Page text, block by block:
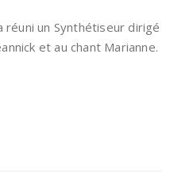
réuni un Synthétiseur dirigé
et au chant Marianne.